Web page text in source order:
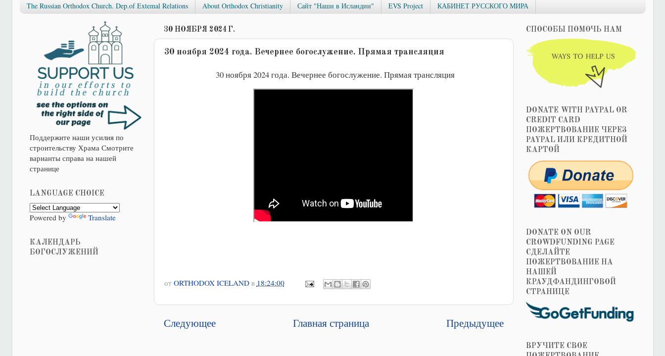
The Russian Orthodox Church. Dep.of Extemal Relations
About Orthodox Christianity Сайт "Наши в Исландии" EVS Project КАБИНЕТ РУССКОГО МИРА
30 НОЯБРЯ 2024 Г.
30 ноября 2024 года. Вечернее богослужение. Прямая трансляция
30 ноября 2024 года. Вечернее богослужение. Прямая трансляция
от ORTHODOX ICELAND в 18:24:00
Следующее Предыдущее
Главная страница
Поддержите наши усилия по
строительству Храма Смотрите
варианты справа на нашей
странице
LANGUAGE CHOICE
Powered by Translate
КАЛЕНДАРЬ
БОГОСЛУЖЕНИЙ
СПОСОБЫ ПОМОЧЬ НАМ
DONATE WITH PAYPAL OR
CREDIT CARD
ПОЖЕРТВОВАНИЕ ЧЕРЕЗ
PAYPAL ИЛИ КРЕДИТНОЙ
КАРТОЙ
DONATE ON OUR
CROWDFUNDING PAGE
СДЕЛАЙТЕ
ПОЖЕРТВОВАНИЕ НА
НАШЕЙ
КРАУДФАНДИНГОВОЙ
СТРАНИЦЕ
ВРУЧИТЕ СВОЕ